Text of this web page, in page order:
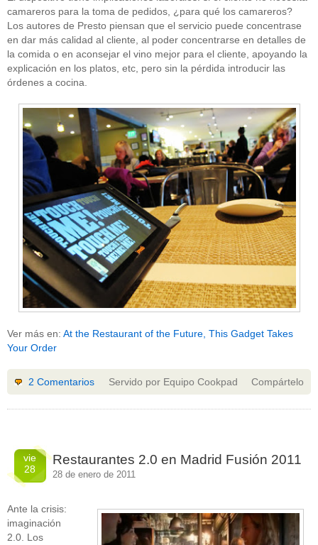
camareros para la toma de pedidos, ¿para qué los camareros?
Los autores de Presto piensan que el servicio puede concentrase
en dar más calidad al cliente, al poder concentrarse en detalles de
la comida o en aconsejar el vino mejor para el cliente, apoyando la
explicación en los platos, etc, pero sin la pérdida introducir las
órdenes a cocina.
Ver más en: At the Restaurant of the Future, This Gadget Takes
Your Order
Servido por Equipo Cookpad
2 Comentarios Compártelo
vie
28
Restaurantes 2.0 en Madrid Fusión 2011
28 de enero de 2011
Ante la crisis:
imaginación
2.0. Los